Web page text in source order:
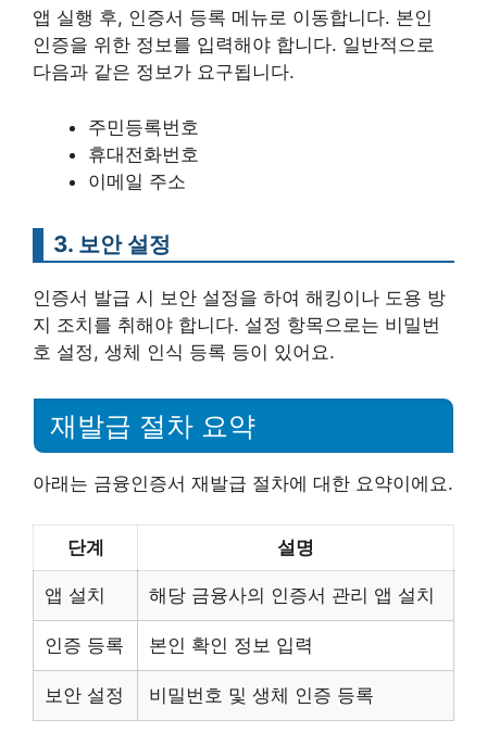
앱 실행 후, 인증서 등록 메뉴로 이동합니다. 본인
인증을 위한 정보를 입력해야 합니다. 일반적으로
다음과 같은 정보가 요구됩니다.
주민등록번호
휴대전화번호
이메일 주소
3. 보안 설정
인증서 발급 시 보안 설정을 하여 해킹이나 도용 방
지 조치를 취해야 합니다. 설정 항목으로는 비밀번
호 설정, 생체 인식 등록 등이 있어요.
재발급 절차 요약
아래는 금융인증서 재발급 절차에 대한 요약이에요.
단계 설명
앱 설치 해당 금융사의 인증서 관리 앱 설치
인증 등록 본인 확인 정보 입력
보안 설정 비밀번호 및 생체 인증 등록